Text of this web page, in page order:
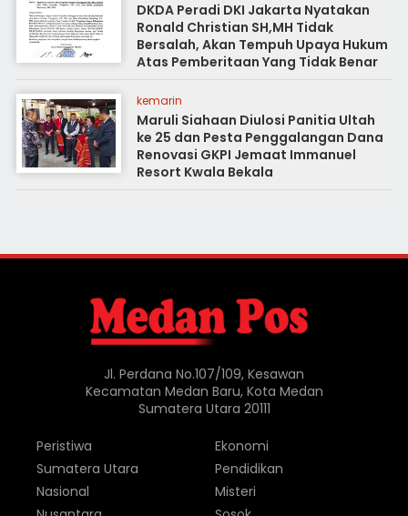
DKDA Peradi DKI Jakarta Nyatakan
Ronald Christian SH,MH Tidak
Bersalah, Akan Tempuh Upaya Hukum
Atas Pemberitaan Yang Tidak Benar
kemarin
Maruli Siahaan Diulosi Panitia Ultah
ke 25 dan Pesta Penggalangan Dana
Renovasi GKPI Jemaat Immanuel
Resort Kwala Bekala
Jl. Perdana No.107/109, Kesawan
Kecamatan Medan Baru, Kota Medan
Sumatera Utara 20111
Peristiwa
Sumatera Utara
Nasional
Ekonomi
Pendidikan
Misteri